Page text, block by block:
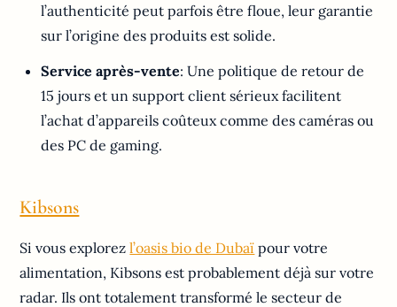
l’authenticité peut parfois être floue, leur garantie
sur l’origine des produits est solide.
Service après-vente: Une politique de retour de
15 jours et un support client sérieux facilitent
l’achat d’appareils coûteux comme des caméras ou
des PC de gaming.
Kibsons
Si vous explorezl’oasis bio de Dubaï pour votre
alimentation, Kibsons est probablement déjà sur votre
radar. Ils ont totalement transformé le secteur de